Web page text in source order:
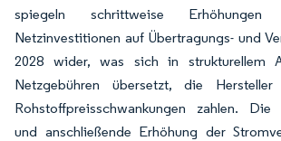
spiegeln schrittweise
Netzinvestitionen auf Übertragungs- und
2028 wider, was sich in strukturellem
Netzgebühren übersetzt, die
Rohstoffpreisschwankungen zahlen. Die
und anschließende Erhöhung der